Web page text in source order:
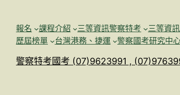
報名 課程介紹 三等資訊警察特考 三等資
歷屆榜單
台灣港務、捷運 警察國考研究中
警察特考國考 (07)9623991 ,